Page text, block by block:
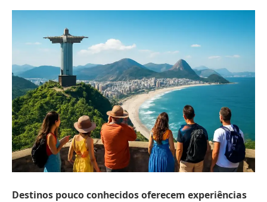
Destinos pouco conhecidos oferecem experiências